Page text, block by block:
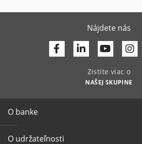
Nájdete nás
Facebook
LinkedinYoutube
Zistite viac o
NAŠEJ SKUPINE
O banke
O udržateľnosti